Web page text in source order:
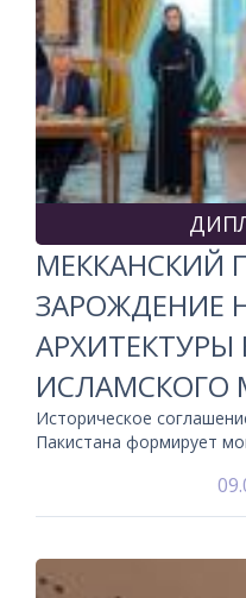
МЕККАНСКИЙ
ЗАРОЖДЕНИЕ
ИСЛАМСКОГО
Историческое
Пакистана формирует